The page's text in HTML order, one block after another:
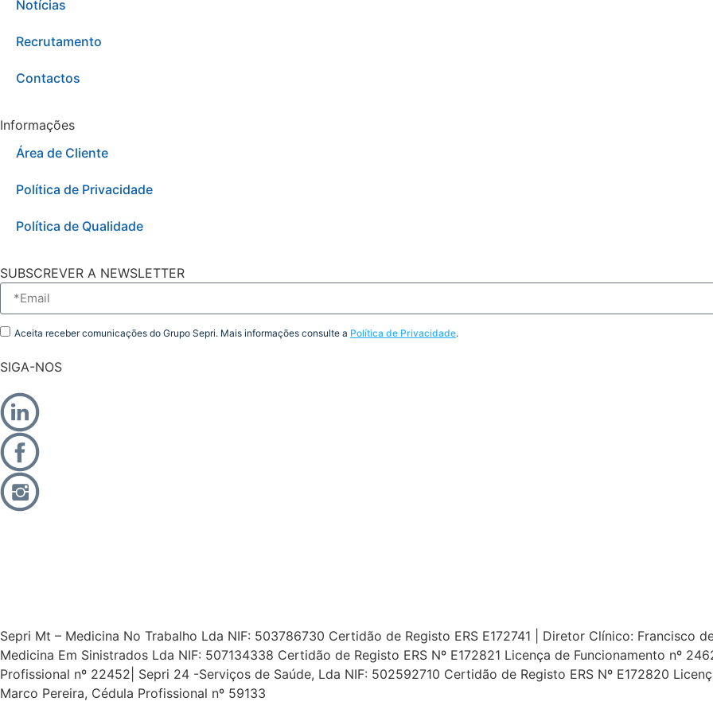
Notícias
Recrutamento
Contactos
Informações
Área de Cliente
Política de Privacidade
Política de Qualidade
SUBSCREVER A NEWSLETTER
Aceita receber comunicações do Grupo Sepri. Mais informações consulte a Política de Privacidade.
SIGA-NOS
Sepri Mt – Medicina No Trabalho Lda NIF: 503786730 Certidão de Registo ERS E172741 | Diretor Clínico: Francisco
Medicina Em Sinistrados Lda NIF: 507134338 Certidão de Registo ERS Nº E172821 Licença de Funcionamento nº
Profissional nº 22452| Sepri 24 -Serviços de Saúde, Lda NIF: 502592710 Certidão de Registo ERS Nº E172820
Marco Pereira, Cédula Profissional nº 59133